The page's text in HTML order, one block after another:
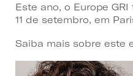
Este ano, o Europe
11 de setembro, em
Saiba mais sobre este